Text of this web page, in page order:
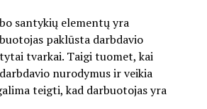
santykių elementų yra
paklūsta darbdavio
tvarkai. Taigi tuomet, kai
nurodymus ir veikia
teigti, kad darbuotojas yra